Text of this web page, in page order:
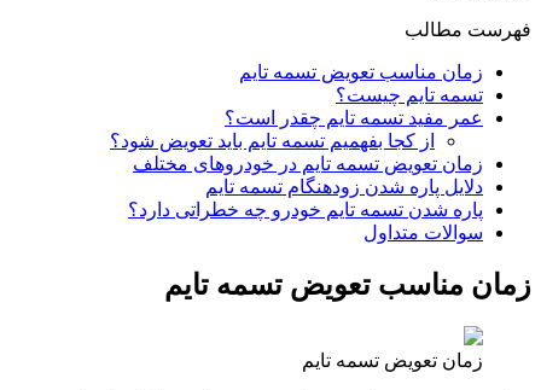
فهرست مطالب
زمان مناسب تعویض تسمه تایم
تسمه تایم چیست؟
عمر مفید تسمه تایم چقدر است؟
از کجا بفهمیم تسمه تایم باید تعویض شود؟
زمان تعویض تسمه تایم در خودروهای مختلف
دلایل پاره شدن زودهنگام تسمه تایم
پاره شدن تسمه تایم خودرو چه خطراتی دارد؟
سوالات متداول
زمان مناسب تعویض تسمه تایم
زمان تعویض تسمه تایم